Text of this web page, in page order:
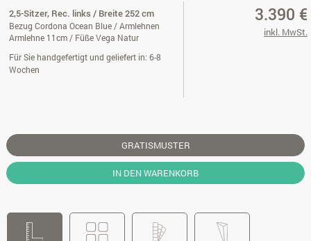
2,5-Sitzer, Rec. links / Breite 252 cm
Bezug Cordona Ocean Blue / Armlehnen
Armlehne 11cm / Füße Vega Natur
Für Sie handgefertigt und geliefert in: 6-8
Wochen
3.390 €
inkl. MwSt.
GRATISMUSTER
IN DEN WARENKORB